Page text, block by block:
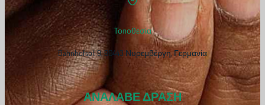
ΑΝΑΛΑΒΕ ΔΡΑΣΗ
Τοποθεσία
Bahnhofspl. 9, 90443 Νυρεμβέργη, Γερμανία